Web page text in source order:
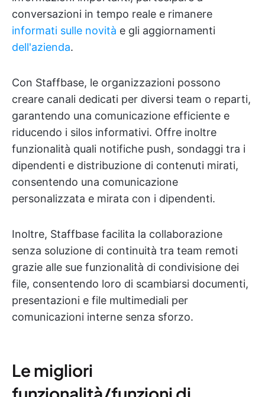
conversazioni in tempo reale e rimanere
informati sulle novità e gli aggiornamenti
dell'azienda.
Con Staffbase, le organizzazioni possono
creare canali dedicati per diversi team o reparti,
garantendo una comunicazione efficiente e
riducendo i silos informativi. Offre inoltre
funzionalità quali notifiche push, sondaggi tra i
dipendenti e distribuzione di contenuti mirati,
consentendo una comunicazione
personalizzata e mirata con i dipendenti.
Inoltre, Staffbase facilita la collaborazione
senza soluzione di continuità tra team remoti
grazie alle sue funzionalità di condivisione dei
file, consentendo loro di scambiarsi documenti,
presentazioni e file multimediali per
comunicazioni interne senza sforzo.
Le migliori